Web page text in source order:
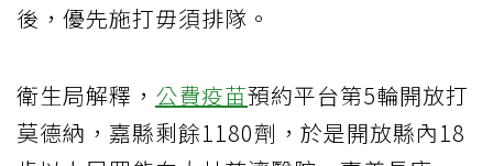
後，優先施打毋須排隊。
衛生局解釋， 公費疫苗預約平台第5輪開放打
莫德納，嘉縣剩餘1180劑，於是開放縣內18